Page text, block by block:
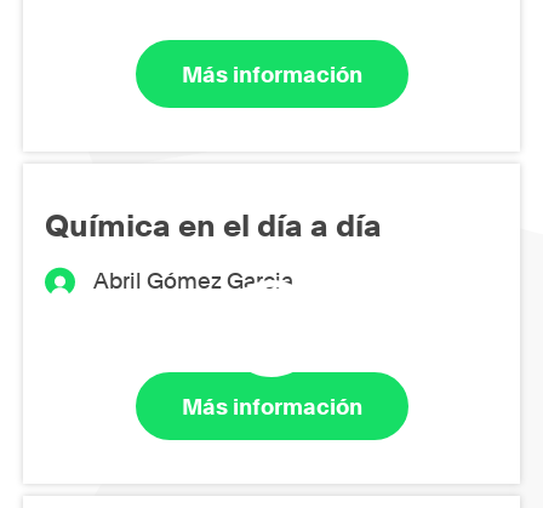
Más información
Química en el día a día
Abril Gómez Garcia
Más información